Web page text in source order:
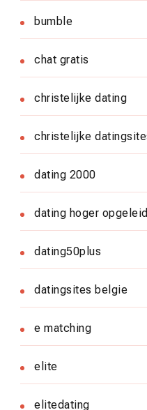
bumble
chat gratis
christelijke dating
christelijke
dating 2000
dating hoger
dating50plus
datingsites belgie
e matching
elite
elitedating